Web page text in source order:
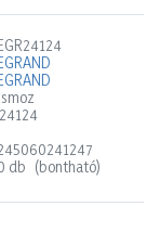
db (bontható)